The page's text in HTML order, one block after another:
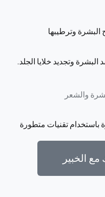
وترطيبها
وتجديد خلايا الجلد.
والشعر
تقنيات متطورة
الخبير